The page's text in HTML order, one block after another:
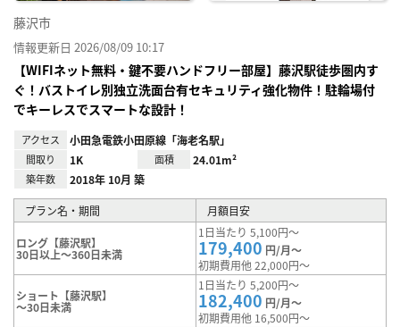
藤沢市
情報更新日 2026/08/09 10:17
【WIFIネット無料・鍵不要ハンドフリー部屋】藤沢駅徒歩圏内す
ぐ！バストイレ別独立洗面台有セキュリティ強化物件！駐輪場付
でキーレスでスマートな設計！
アクセス 小田急電鉄小田原線「海老名駅」
間取り 1K 面積 24.01m²
築年数 2018年 10月 築
プラン名・期間 月額目安
ロング【藤沢駅】
30日以上～360日未満
1日当たり 5,100円～
179,400 円/月～
初期費用他 22,000円～
ショート【藤沢駅】
～30日未満
1日当たり 5,200円～
182,400 円/月～
初期費用他 16,500円～